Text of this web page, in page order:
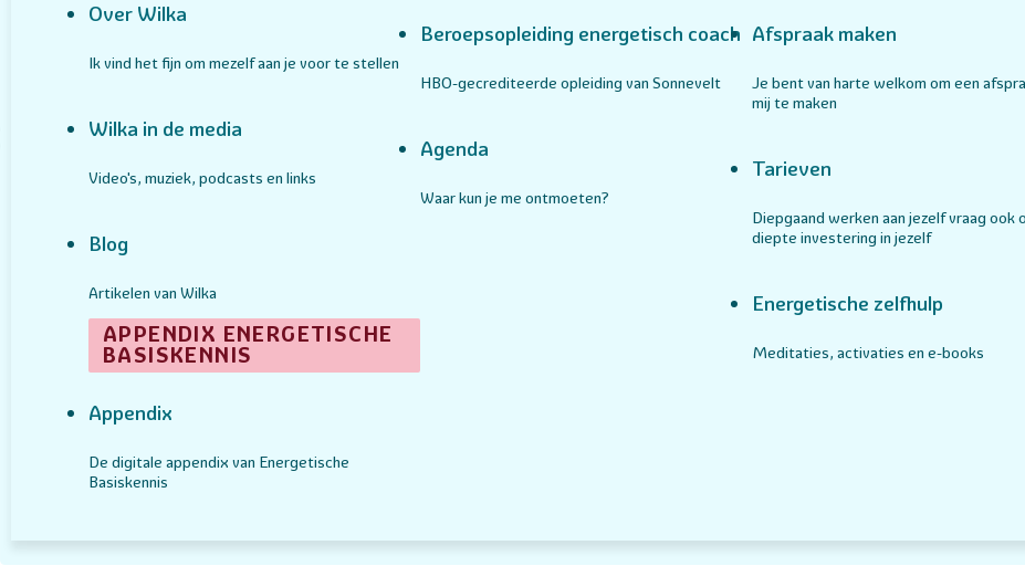
Over Wilka
Ik vind het fijn om mezelf aan je voor te stellen
Wilka in de media
Video's, muziek, podcasts en links
Blog
Artikelen van Wilka
APPENDIX ENERGETISCHE
BASISKENNIS
Appendix
De digitale appendix van Energetische
Basiskennis
Beroepsopleiding energetisch coach
HBO-gecrediteerde opleiding van Sonnevelt
Agenda
Waar kun je me ontmoeten?
Afspraak maken
Je bent van harte welkom om een
mij te maken
Tarieven
Diepgaand werken aan jezelf vraag ook
diepte investering in jezelf
Energetische zelfhulp
Meditaties, activaties en e-books